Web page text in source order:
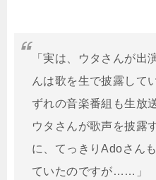
「実は、ウタさんが出
んは歌を生で披露して
ずれの音楽番組も生放
ウタさんが歌声を披露
に、てっきりAdoさん
ていたのですが……」